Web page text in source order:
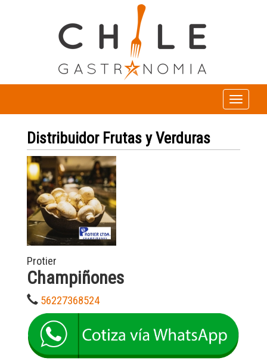
Toggle
navigation
Distribuidor Frutas y Verduras
Protier
Champiñones
56227368524